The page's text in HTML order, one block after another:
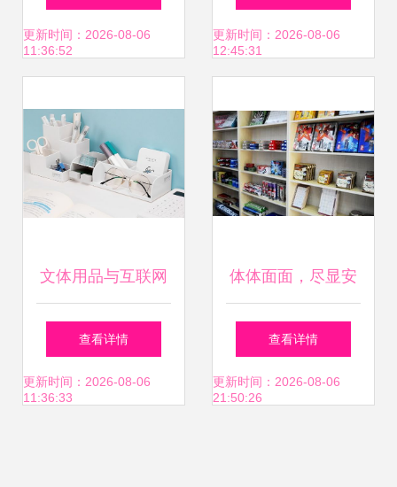
网助力二手交易智
更新时间：2026-08-06
11:36:52
区位优势与行业前
更新时间：2026-08-06
12:45:31
文体用品与互联网
思维的碰撞 文体用
品网或将打破常规
查看详情
更新时间：2026-08-06
11:36:33
体体面面，尽显安
徽文体新风尚
查看详情
更新时间：2026-08-06
21:50:26